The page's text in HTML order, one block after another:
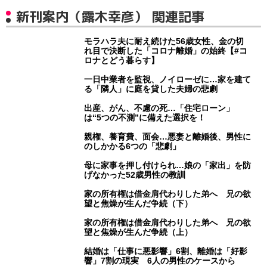
新刊案内（露木幸彦） 関連記事
モラハラ夫に耐え続けた56歳女性、金の切
れ目で決断した「コロナ離婚」の始終【#コ
ロナとどう暮らす】
一日中業者を監視、ノイローゼに…家を建て
る「隣人」に庭を貸した夫婦の悲劇
出産、がん、不慮の死…「住宅ローン」
は“5つの不測”に備えた選択を！
親権、養育費、面会…悪妻と離婚後、男性に
のしかかる6つの「悲劇」
母に家事を押し付けられ…娘の「家出」を防
げなかった52歳男性の教訓
家の所有権は借金肩代わりした弟へ 兄の欲
望と焦燥が生んだ争続（下）
家の所有権は借金肩代わりした弟へ 兄の欲
望と焦燥が生んだ争続（上）
結婚は「仕事に悪影響」6割、離婚は「好影
響」7割の現実 6人の男性のケースから